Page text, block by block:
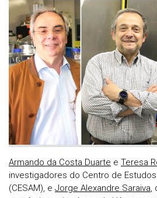
Armando da Costa Duarte e Teresa
investigadores do Centro de
(CESAM), e Jorge Alexandre Saraiva,